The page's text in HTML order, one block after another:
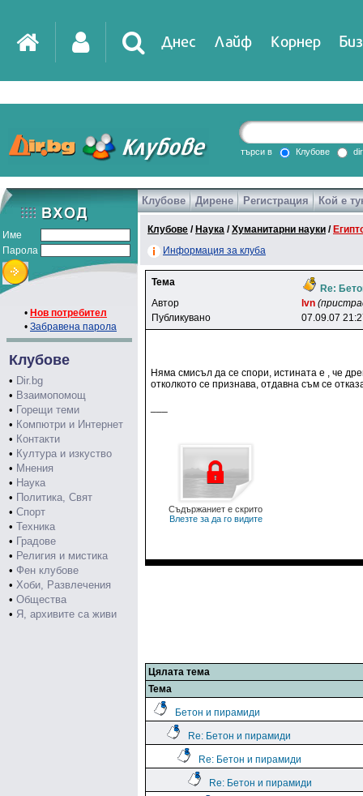
Днес Лайф Корнер
DirTV Impressio
Games
търси в Клубове
Име
Парола
• Нов потребител
• Забравена парола
Клубове
• Dir.bg
• Взаимопомощ
• Горещи теми
• Компютри и Интернет
• Контакти
• Култура и изкуство
• Мнения
• Наука
• Политика, Свят
• Спорт
• Техника
• Градове
• Религия и мистика
• Фен клубове
• Хоби, Развлечения
• Общества
• Я, архивите са живи
Клубове Дирене Регистрация Кой е
Клубове / Наука /Хуманитарни науки /
Информация за клуба
Тема
Re:
Автор
lvn
Публикувано
07.09.07
Няма смисъл да се спори, истината е , че
отколкото се признава, отдавна съм се
Съдържаниет е скрито
Влезте за да го видите
Цялата тема
Тема
Бетон и пирамиди
Re: Бетон и пирамиди
Re: Бетон и пирамиди
Re: Бетон и пирамиди